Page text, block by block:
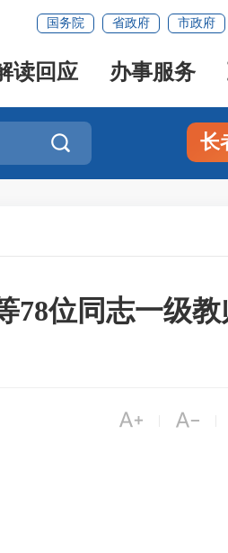
国务院 省政府 市政府
读回应 办事服务
 长
78位同志一级
 